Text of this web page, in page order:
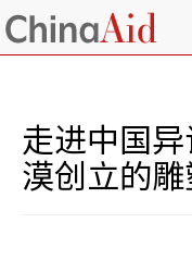
走进中国
漠创立的